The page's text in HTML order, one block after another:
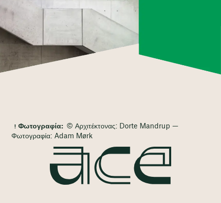
Φωτογραφία: © Αρχιτέκτονας: Dorte Mandrup —
Φωτογραφία: Adam Mørk